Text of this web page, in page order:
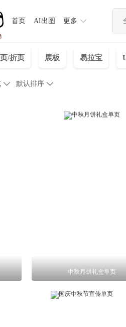
首页 AI出图 更多
/折页 展板 易拉宝
 默认排序 
中秋月饼礼盒单页